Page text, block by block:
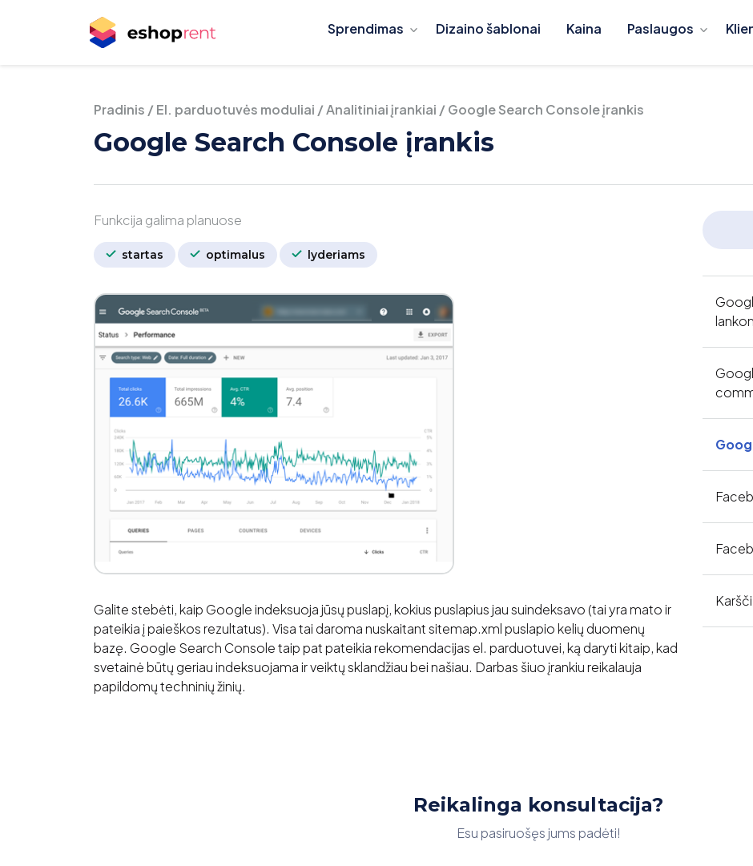
Sprendimas Dizaino šablonai Kaina Paslaugos
Pradinis /El. parduotuvės moduliai /Analitiniai įrankiai /Google Search Console įrankis
Google Search Console įrankis
Funkcija galima planuose
startas optimalus lyderiams
Galite stebėti, kaip Google indeksuoja jūsų puslapį, kokius puslapius jau suindeksavo (tai yra mato ir
pateikia į paieškos rezultatus). Visa tai daroma nuskaitant sitemap.xml puslapio kelių duomenų
bazę. Google Search Console taip pat pateikia rekomendacijas el. parduotuvei, ką daryti kitaip, kad
svetainė būtų geriau indeksuojama ir veiktų sklandžiau bei našiau. Darbas šiuo įrankiu reikalauja
papildomų techninių žinių.
Reikalinga konsultacija?
Esu pasiruošęs jums padėti!